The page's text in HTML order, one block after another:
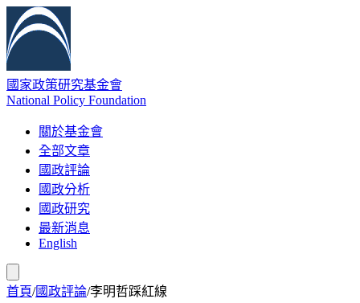
國家政策研究基金會
National Policy Foundation
關於基金會
全部文章
國政評論
國政分析
國政研究
最新消息
English
首頁/國政評論/李明哲踩紅線